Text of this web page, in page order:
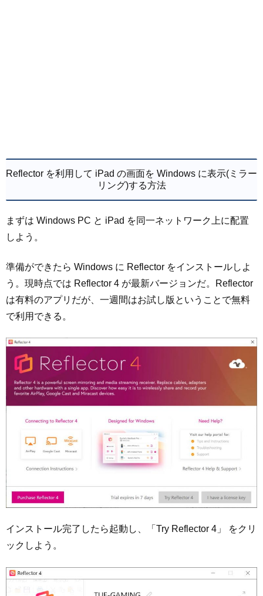
Reflector を利用して iPad の画面を Windows に表示(ミラー
リング)する方法
まずは Windows PC と iPad を同一ネットワーク上に配置
しよう。
準備ができたら Windows に Reflector をインストールしよ
う。現時点では Reflector 4 が最新バージョンだ。Reflector
は有料のアプリだが、一週間はお試し版ということで無料
で利用できる。
インストール完了したら起動し、「Try Reflector 4」 をクリ
ックしよう。